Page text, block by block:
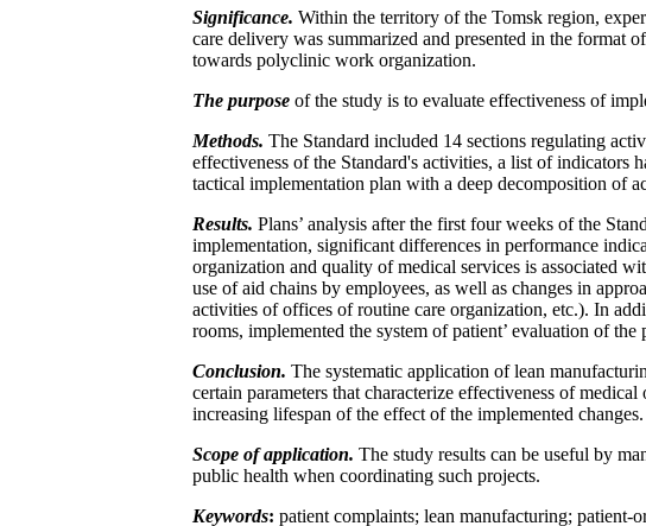
Significance. Within the territory of the Tomsk region,
care delivery was summarized and presented in the format
towards polyclinic work organization.
The purpose of the study is to evaluate effectiveness of
Methods. The Standard included 14 sections regulating
effectiveness of the Standard's activities, a list of indicators
tactical implementation plan with a deep decomposition of
Results. Plans’ analysis after the first four weeks of the
implementation, significant differences in performance
organization and quality of medical services is associated
use of aid chains by employees, as well as changes in
activities of offices of routine care organization, etc.). In
rooms, implemented the system of patient’ evaluation of
Conclusion. The systematic application of lean
certain parameters that characterize effectiveness of
increasing lifespan of the effect of the implemented changes.
Scope of application. The study results can be useful by
public health when coordinating such projects.
Keywords: patient complaints; lean manufacturing; patient-